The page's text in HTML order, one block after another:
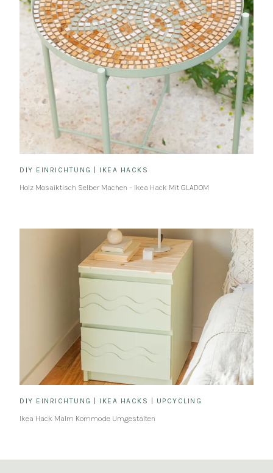
DIY EINRICHTUNG IKEA HACKS
Holz Mosaiktisch Selber Machen – Ikea Hack Mit GLADOM
DIY EINRICHTUNG IKEA HACKS UPCYCLING
Ikea Hack Malm Kommode Umgestalten